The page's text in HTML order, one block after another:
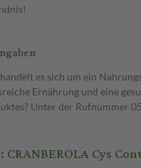
es sich um ein
Ernährung und eine
Unter der Rufnummer
Cys